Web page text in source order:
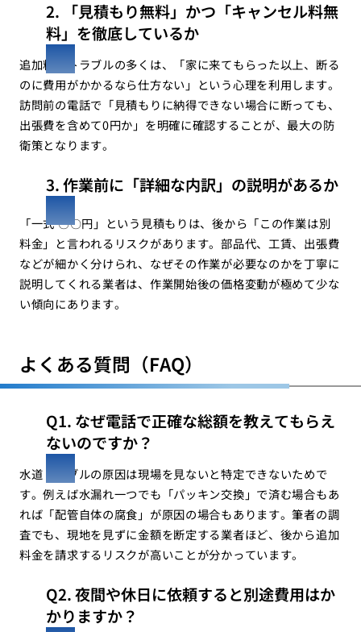
2. 「見積もり無料」かつ「キャンセル料無
料」を徹底しているか
追加料金トラブルの多くは、「家に来てもらった以上、断る
のに費用がかかるなら仕方ない」という心理を利用します。
訪問前の電話で「見積もりに納得できない場合に断っても、
出張費を含めて0円か」を明確に確認することが、最大の防
衛策となります。
3. 作業前に「詳細な内訳」の説明があるか
「一式 〇〇円」という見積もりは、後から「この作業は別
料金」と言われるリスクがあります。部品代、工賃、出張費
などが細かく分けられ、なぜその作業が必要なのかを丁寧に
説明してくれる業者は、作業開始後の価格変動が極めて少な
い傾向にあります。
よくある質問（FAQ）
Q1. なぜ電話で正確な総額を教えてもらえ
ないのですか？
水道トラブルの原因は現場を見ないと特定できないためで
す。例えば水漏れ一つでも「パッキン交換」で済む場合もあ
れば「配管自体の腐食」が原因の場合もあります。筆者の調
査でも、現地を見ずに金額を断定する業者ほど、後から追加
料金を請求するリスクが高いことが分かっています。
Q2. 夜間や休日に依頼すると別途費用はか
かりますか？